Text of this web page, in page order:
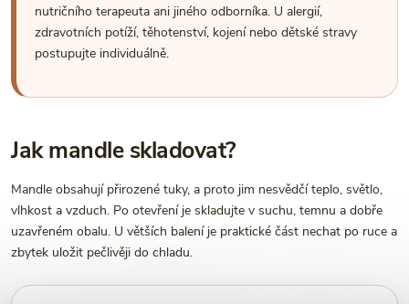
nutričního terapeuta ani jiného odborníka. U alergií,
zdravotních potíží, těhotenství, kojení nebo dětské stravy
postupujte individuálně.
Jak mandle skladovat?
Mandle obsahují přirozené tuky, a proto jim nesvědčí teplo, světlo,
vlhkost a vzduch. Po otevření je skladujte v suchu, temnu a dobře
uzavřeném obalu. U větších balení je praktické část nechat po ruce a
zbytek uložit pečlivěji do chladu.